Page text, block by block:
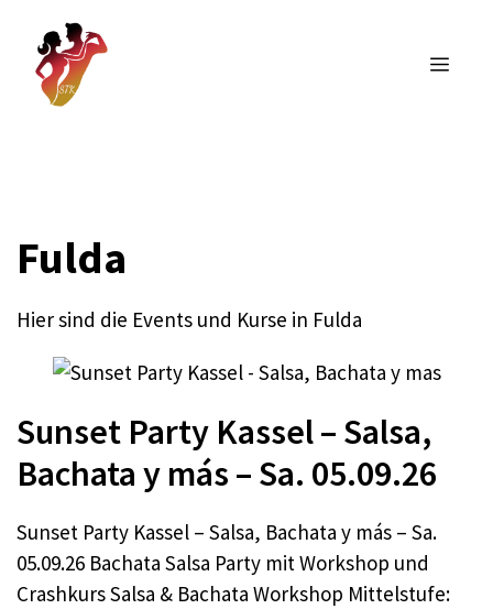
content
Fulda
Hier sind die Events und Kurse in Fulda
Sunset Party Kassel – Salsa,
Bachata y más – Sa. 05.09.26
Sunset Party Kassel – Salsa, Bachata y más – Sa.
05.09.26 Bachata Salsa Party mit Workshop und
Crashkurs Salsa & Bachata Workshop Mittelstufe: